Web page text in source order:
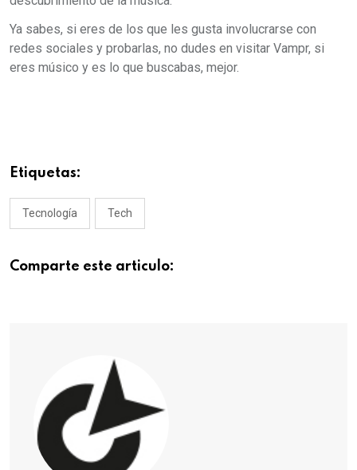
Ya sabes, si eres de los que les gusta involucrarse con
redes sociales y probarlas, no dudes en visitar Vampr, si
eres músico y es lo que buscabas, mejor.
Etiquetas:
Tecnología Tech
Comparte este articulo: